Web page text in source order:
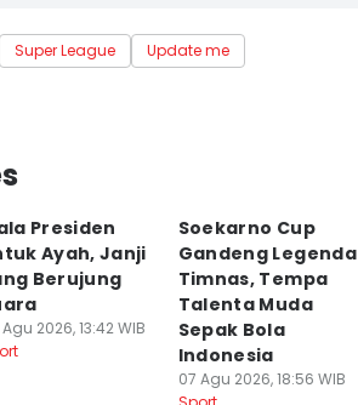
Super League Update me
Presiden
Ayah, Janji
Berujung
2026, 13:42 WIB
Soekarno Cup
Gandeng Legenda
Timnas, Tempa
Talenta Muda
Sepak Bola
Indonesia
07 Agu 2026, 18:56 WIB